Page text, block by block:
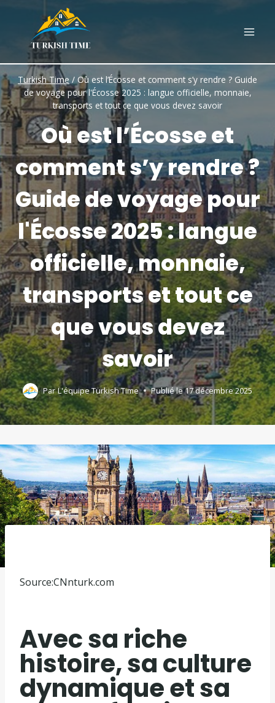
content
Turkish Time / Où est l’Écosse et comment s’y rendre ? Guide
de voyage pour l'Écosse 2025 : langue officielle, monnaie,
transports et tout ce que vous devez savoir
Où est l’Écosse et
comment s’y rendre ?
Guide de voyage pour
l'Écosse 2025 : langue
officielle, monnaie,
transports et tout ce
que vous devez
savoir
ParL'équipe Turkish Time Publié le17 décembre 2025
Source:CNnturk.com
Avec sa riche
histoire, sa culture
dynamique et sa